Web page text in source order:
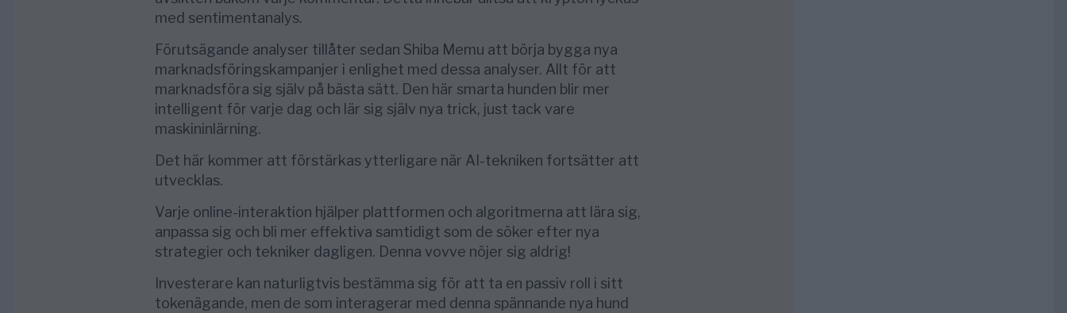
med sentimentanalys.
Förutsägande analyser tillåter sedan Shiba Memu att börja bygga nya
marknadsföringskampanjer i enlighet med dessa analyser. Allt för att
marknadsföra sig själv på bästa sätt. Den här smarta hunden blir mer
intelligent för varje dag och lär sig själv nya trick, just tack vare
maskininlärning.
Det här kommer att förstärkas ytterligare när AI-tekniken fortsätter att
utvecklas.
Varje online-interaktion hjälper plattformen och algoritmerna att lära sig,
anpassa sig och bli mer effektiva samtidigt som de söker efter nya
strategier och tekniker dagligen. Denna vovve nöjer sig aldrig!
Investerare kan naturligtvis bestämma sig för att ta en passiv roll i sitt
tokenägande, men de som interagerar med denna spännande nya hund